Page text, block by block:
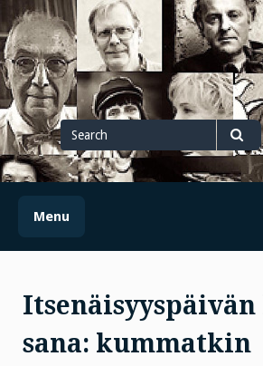
Skip
to
content
Search
for
Menu
sana: kummatkin